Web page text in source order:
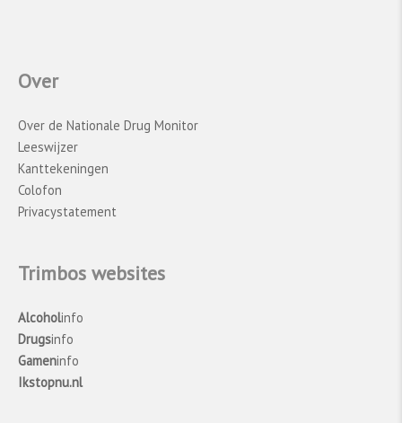
Over
Over de Nationale Drug Monitor
Leeswijzer
Kanttekeningen
Colofon
Privacystatement
Trimbos websites
Alcoholinfo
Drugsinfo
Gameninfo
Ikstopnu.nl